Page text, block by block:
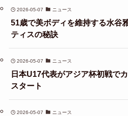
2026-05-07 ニュース
51歳で美ボディを維持する水谷
ティスの秘訣
2026-05-07 ニュース
日本U17代表がアジア杯初戦で
スタート
2026-05-07 ニュース